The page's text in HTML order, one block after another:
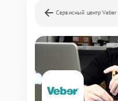
Сервисный центр Veber